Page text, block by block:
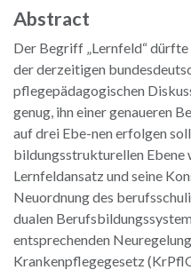
Abstract
Der Begriff „Lernfeld“
der derzeitigen
pflegepädagogischen
genug, ihn einer genaueren
auf drei Ebe-nen erfolgen
bildungsstrukturellen Ebene
Lernfeldansatz und seine
Neuordnung des
dualen
entsprechenden
Krankenpflegegesetz